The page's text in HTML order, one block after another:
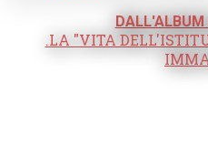
DALL'ALBUM
.LA "VITA